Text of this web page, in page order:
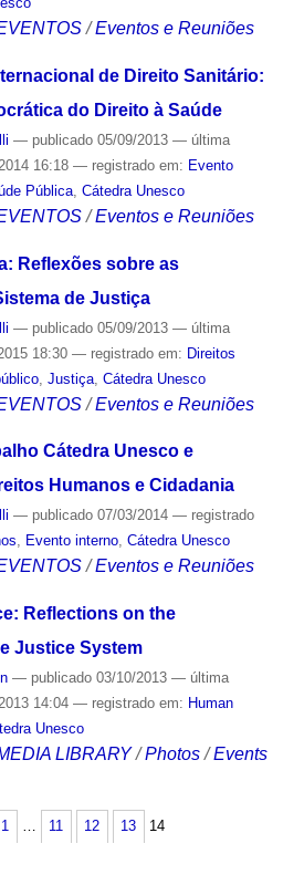
/Eventos e Reuniões
de Direito Sanitário:
do Direito à Saúde
— publicado05/09/2013 — última
16:18 — registrado em: Evento
Pública, Cátedra Unesco
/Eventos e Reuniões
Reflexões sobre as
de Justiça
— publicado05/09/2013 — última
18:30 — registrado em: Direitos
, Justiça, Cátedra Unesco
/Eventos e Reuniões
Cátedra Unesco e
Humanos e Cidadania
— publicado07/03/2014 — registrado
, Evento interno, Cátedra Unesco
/Eventos e Reuniões
Reflections on the
Justice System
— publicado03/10/2013 — última
14:04 — registrado em: Human
Unesco
LIBRARY /Photos /Events
1 … 11 12 13 14